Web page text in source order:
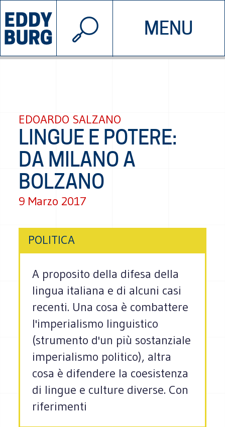
MENU
INIZIATIVE CHI SIAMO
© 2026 EDDYBURG
EDOARDO SALZANO
LINGUE E POTERE:
DA MILANO A
BOLZANO
9 Marzo 2017
POLITICA
A proposito della difesa della
lingua italiana e di alcuni casi
recenti. Una cosa è combattere
l'imperialismo linguistico
(strumento d'un più sostanziale
imperialismo politico), altra
cosa è difendere la coesistenza
di lingue e culture diverse. Con
riferimenti